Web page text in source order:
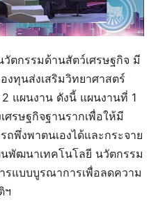
ตกรรมด้านสัตว์เศรษฐกิจ มี
ทุนส่งเสริมวิทยาศาสตร์
แผนงาน ดังนี้ แผนงานที่ 1
ศรษฐกิจฐานรากเพื่อให้มี
พึ่งพาตนเองได้และกระจาย
พัฒนาเทคโนโลยี นวัตกรรม
รแบบบูรณาการเพื่อลดความ
ฯ